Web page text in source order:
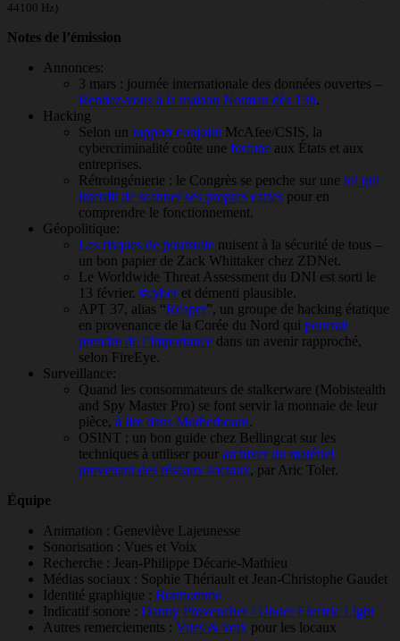
44100 Hz)
Notes de l’émission
Annonces:
3 mars : journée internationale des données ouvertes –
Rendez-vous à la maison Notman dès 13h.
Hacking
Selon un rapport conjoint McAfee/CSIS, la
cybercriminalité coûte une fortune aux États et aux
entreprises.
Rétroingénierie : le Congrès se penche sur une loi qui
interdit de scanner ses propres cartes pour en
comprendre le fonctionnement.
Géopolitique:
Les risques de poursuite nuisent à la sécurité de tous –
un bon papier de Zack Whittaker chez ZDNet.
Le Worldwide Threat Assessment du DNI est sorti le
13 février. #cyberet démenti plausible.
APT 37, alias “Reaper”, un groupe de hacking étatique
en provenance de la Corée du Nord qui pourrait
prendre de l’importance dans un avenir rapproché,
selon FireEye.
Surveillance:
Quand les consommateurs de stalkerware (Mobistealth
and Spy Master Pro) se font servir la monnaie de leur
pièce, à lire dans Motherboard.
OSINT : un bon guide chez Bellingcat sur les
techniques à utiliser pour archiver du matériel
provenant des réseaux sociaux, par Aric Toler.
Équipe
Animation : Geneviève Lajeunesse
Sonorisation : Vues et Voix
Recherche : Jean-Philippe Décarie-Mathieu
Médias sociaux : Sophie Thériault et Jean-Christophe Gaudet
Identité graphique : Bonhomme
Indicatif sonore : Danny Provencher / Under Electric Light
Autres remerciements : Vues & voix pour les locaux